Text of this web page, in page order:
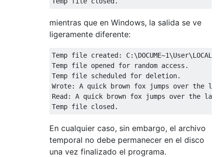
                fh.seek(
0 );
                String out = fh.readUTF();
            }
finally
{
// close the file
                fh.close();
                System.err.println(
"Temp
            }
        }
catch (IOException e) {
            e.printStackTrace();
        }
mientras que en Windows, la salida se ve
ligeramente diferente:
Temp file created:
Temp file opened for random access.
Temp file scheduled for deletion.
Wrote: A quick brown fox jumps over the
Read: A quick brown fox jumps over the
En cualquier caso, sin embargo, el archivo
temporal no debe permanecer en el disco
una vez finalizado el programa.